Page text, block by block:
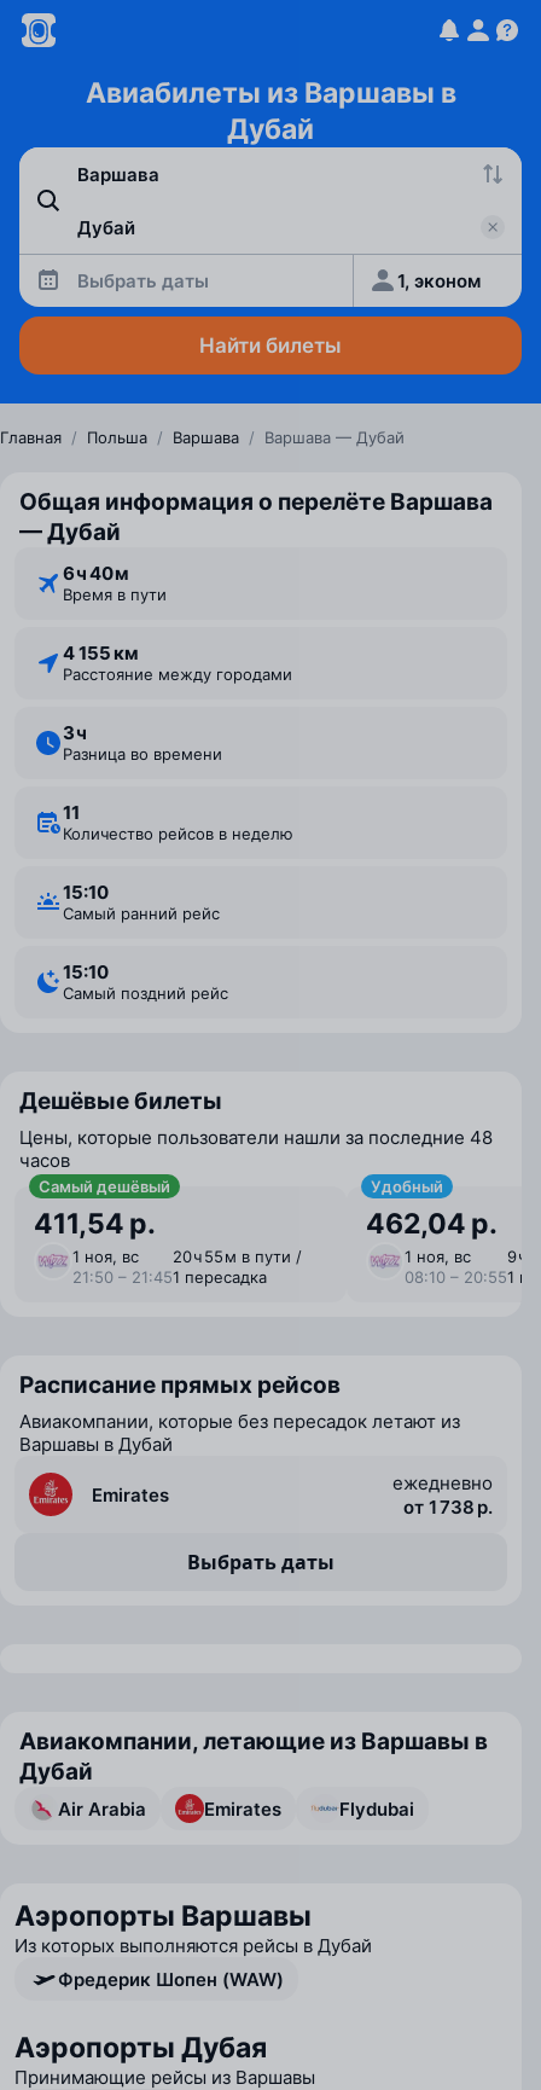
Авиабилеты из Варшавы в
Дубай
Выбрать даты 1, эконом
Найти билеты
Главная / Польша / Варшава / Варшава — Дубай
Общая информация о перелёте Варшава
— Дубай
6 ⁠ч 40 ⁠м
Время в пути
4 155 км
Расстояние между городами
3 ⁠ч
Разница во времени
11
Количество рейсов в неделю
15:10
Самый ранний рейс
15:10
Самый поздний рейс
Дешёвые билеты
Цены, которые пользователи нашли за последние 48
часов
Самый дешёвый
411,54 р.
1 ноя, вс
21:50 – 21:45
20 ⁠ч 55 ⁠м в пути /
1 пересадка
Удобный
462,04 р.
1 ноя, вс
08:10 – 20:55
9 ⁠ч
1
Расписание прямых рейсов
Авиакомпании, которые без пересадок летают из
Варшавы в Дубай
Emirates
ежедневно
от 1 738 р.
Выбрать даты
Авиакомпании, летающие из Варшавы в
Дубай
Air Arabia Emirates Flydubai
Аэропорты Варшавы
Из которых выполняются рейсы в Дубай
Фредерик Шопен (WAW)
Аэропорты Дубая
Принимающие рейсы из Варшавы